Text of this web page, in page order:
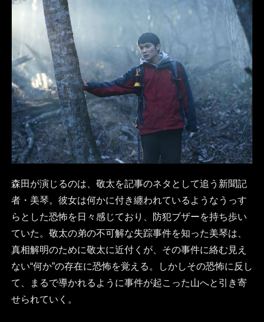
森田が演じるのは、敬太を記事のネタとして追う新聞記
者・美琴。彼女は何かに付き纏われているようなうっす
らとした恐怖を日々感じており、防犯ブザーを持ち歩い
ていた。敬太の弟の不可解な失踪事件を知った美琴は、
真相解明のために敬太に近付くが、その事件に絡む見え
ない“何か”の存在に恐怖を覚える。しかしその恐怖に反し
て、まるで導かれるように事件が起こった山へと引き寄
せられていく。